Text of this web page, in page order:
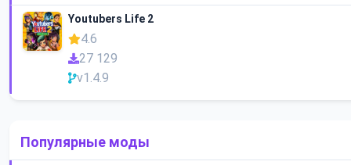
Youtubers Life 2
4.6
27 129
v1.4.9
Популярные моды